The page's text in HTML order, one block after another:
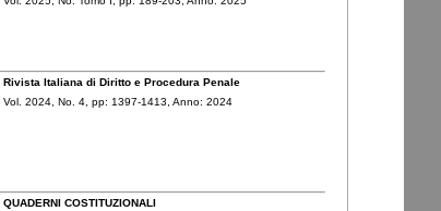
Rivista Italiana di Diritto e Procedura Penale
Vol. 2024, No. 4, pp: 1397-1413, Anno: 2024
QUADERNI COSTITUZIONALI